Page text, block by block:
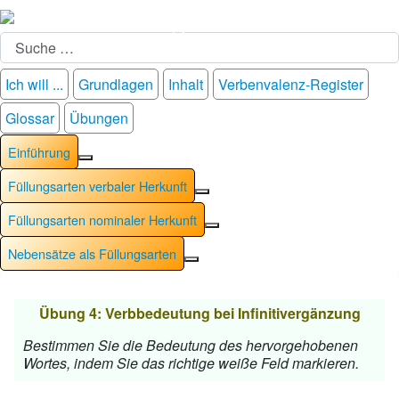
Suchen
Ich will ... Grundlagen Inhalt
Verbenvalenz-Register
Glossar
Übungen
Einführung
Weitere Informationen: Einführung
Füllungsarten verbaler Herkunft
Weitere Informationen:
Füllungsarten nominaler Herkunft
Weitere Informationen:
Nebensätze als Füllungsarten
Weitere Informationen:
Übung 4: Verbbedeutung bei Infinitivergänzung
Bestimmen Sie die Bedeutung des hervorgehobenen
Wortes, indem Sie das richtige weiße Feld markieren.